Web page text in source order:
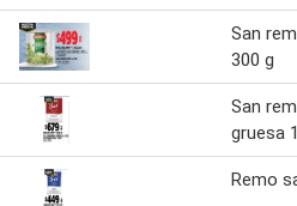
San
300 g
San
gruesa
Remo